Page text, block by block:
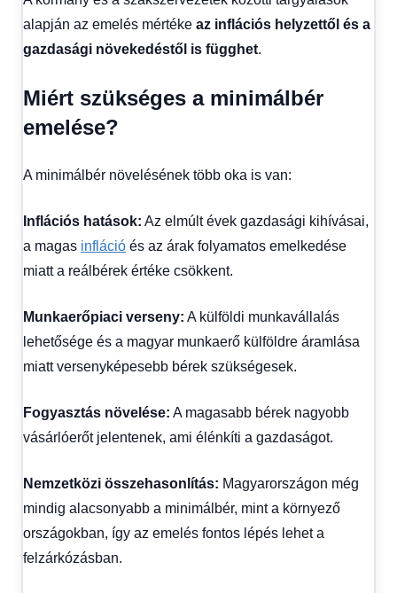
alapján az emelés mértéke az inflációs helyzettől és a
gazdasági növekedéstől is függhet.
Miért szükséges a minimálbér
emelése?
A minimálbér növelésének több oka is van:
Inflációs hatások: Az elmúlt évek gazdasági kihívásai,
a magas infláció és az árak folyamatos emelkedése
miatt a reálbérek értéke csökkent.
Munkaerőpiaci verseny: A külföldi munkavállalás
lehetősége és a magyar munkaerő külföldre áramlása
miatt versenyképesebb bérek szükségesek.
Fogyasztás növelése: A magasabb bérek nagyobb
vásárlóerőt jelentenek, ami élénkíti a gazdaságot.
Nemzetközi összehasonlítás: Magyarországon még
mindig alacsonyabb a minimálbér, mint a környező
országokban, így az emelés fontos lépés lehet a
felzárkózásban.